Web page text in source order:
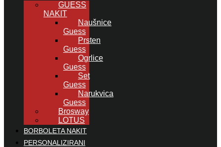
GUESS
NAKIT
Naušnice
Guess
Prsten
Guess
Ogrlice
Guess
Set
Guess
Narukvica
Guess
Brosway
LOTUS
BORBOLETA NAKIT
PERSONALIZIRANI